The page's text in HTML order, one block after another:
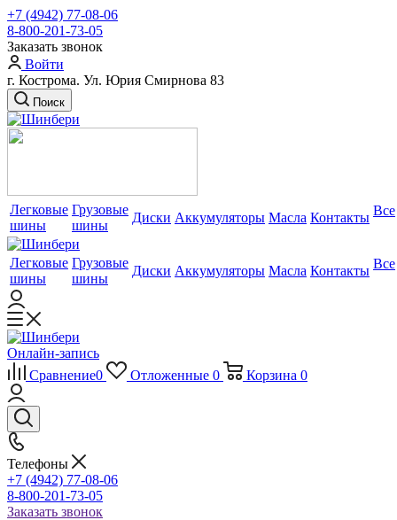
+7 (4942) 77-08-06
8-800-201-73-05
Заказать звонок
Войти
г. Кострома. Ул. Юрия Смирнова 83
Поиск
Легковые
шины
Грузовые
шины
Диски Аккумуляторы Масла Контакты Все
Легковые
шины
Грузовые
шины
Диски Аккумуляторы Масла Контакты Все
Онлайн-запись
Сравнение0 Отложенные 0 Корзина 0
Телефоны
+7 (4942) 77-08-06
8-800-201-73-05
Заказать звонок